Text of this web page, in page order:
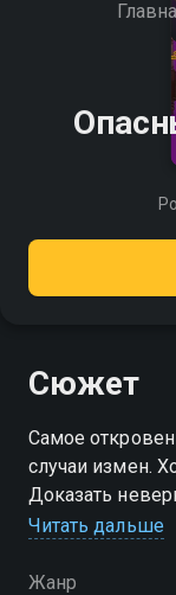
Сюжет
Самое
случаи измен. Хочешь разоблачить обманщика?
Доказать
наоборот,
«Опасные связи»
Читать дальше
Жанр